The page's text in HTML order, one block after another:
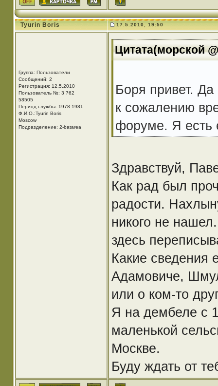
Tyurin Boris 17.5.2010, 19:50
Группа: Пользователи
Сообщений: 2
Регистрация: 12.5.2010
Пользователь №: 3 762
58505
Период службы: 1978-1981
Ф.И.О.:Tyurin Boris
Moscow
Подразделение: 2-batarea
Цитата(морской
Боря привет.
к сожалению
форуме. Я есть
Здравствуй,
Как рад был
радости.
никого не
здесь
Какие сведения
Адамовиче,
или о ком-то
Я на дембеле с
маленькой
Москве.
Буду ждать от